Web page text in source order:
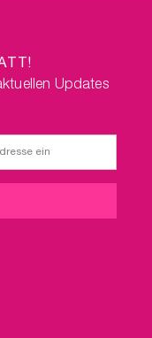
Updates